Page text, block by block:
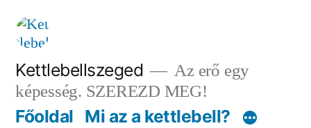
Tartalomhoz
Kettlebellszeged
Az erő egy
képesség. SZEREZD MEG!
Főoldal Mi az a kettlebell?